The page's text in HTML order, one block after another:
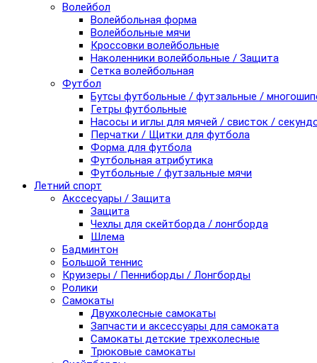
Волейбол
Волейбольная форма
Волейбольные мячи
Кроссовки волейбольные
Наколенники волейбольные / Защита
Сетка волейбольная
Футбол
Бутсы футбольные / футзальные /
Гетры футбольные
Насосы и иглы для мячей / свисток /
Перчатки / Щитки для футбола
Форма для футбола
Футбольная атрибутика
Футбольные / футзальные мячи
Летний спорт
Акссесуары / Защита
Защита
Чехлы для скейтборда / лонгборда
Шлема
Бадминтон
Большой теннис
Круизеры / Пенниборды / Лонгборды
Ролики
Самокаты
Двухколесные самокаты
Запчасти и аксессуары для самоката
Самокаты детские трехколесные
Трюковые самокаты